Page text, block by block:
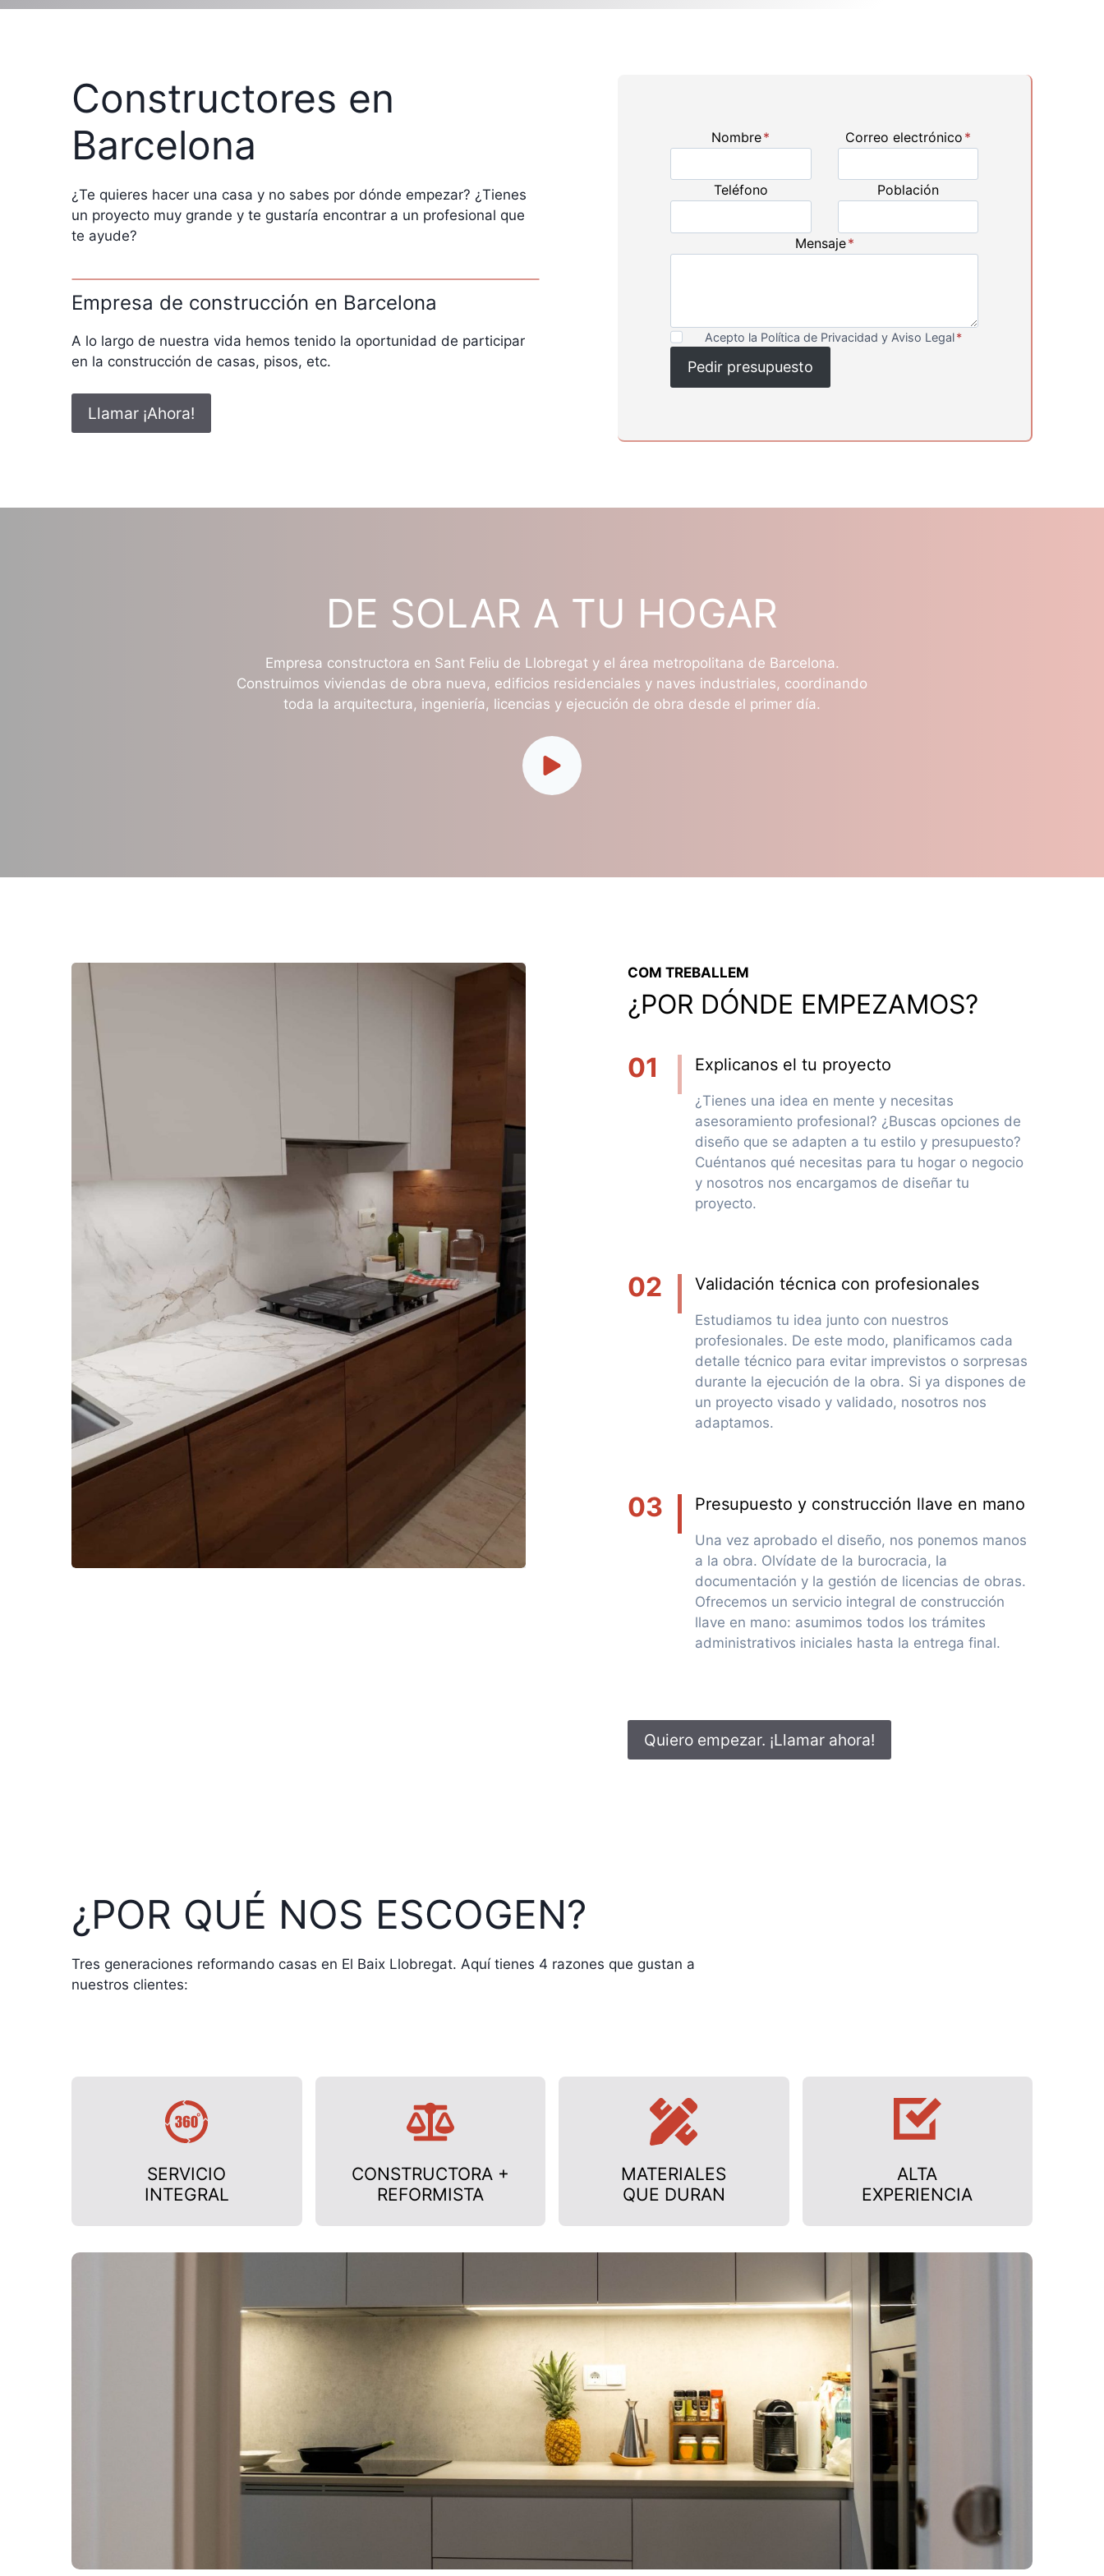
Constructores en
Barcelona
¿Te quieres hacer una casa y no sabes por dónde empezar? ¿Tienes
un proyecto muy grande y te gustaría encontrar a un profesional que
te ayude?
Empresa de construcción en Barcelona
A lo largo de nuestra vida hemos tenido la oportunidad de participar
en la construcción de casas, pisos, etc.
Llamar ¡Ahora!
Nombre* Correo electrónico *
Teléfono Población
Mensaje*
Acepto la Política de Privacidad y Aviso Legal *
Pedir presupuesto
DE SOLAR A TU HOGAR
Empresa constructora en Sant Feliu de Llobregat y el área metropolitana de Barcelona.
Construimos viviendas de obra nueva, edificios residenciales y naves industriales, coordinando
toda la arquitectura, ingeniería, licencias y ejecución de obra desde el primer día.
COM TREBALLEM
¿POR DÓNDE EMPEZAMOS?
01
Explicanos el tu proyecto
¿Tienes una idea en mente y necesitas
asesoramiento profesional? ¿Buscas opciones de
diseño que se adapten a tu estilo y presupuesto?
Cuéntanos qué necesitas para tu hogar o negocio
y nosotros nos encargamos de diseñar tu
proyecto.
02 Validación técnica con profesionales
Estudiamos tu idea junto con nuestros
profesionales. De este modo, planificamos cada
detalle técnico para evitar imprevistos o sorpresas
durante la ejecución de la obra. Si ya dispones de
un proyecto visado y validado, nosotros nos
adaptamos.
03 Presupuesto y construcción llave en mano
Una vez aprobado el diseño, nos ponemos manos
a la obra. Olvídate de la burocracia, la
documentación y la gestión de licencias de obras.
Ofrecemos un servicio integral de construcción
llave en mano: asumimos todos los trámites
administrativos iniciales hasta la entrega final.
Quiero empezar. ¡Llamar ahora!
¿POR QUÉ NOS ESCOGEN?
Tres generaciones reformando casas en El Baix Llobregat. Aquí tienes 4 razones que gustan a
nuestros clientes:
SERVICIO
INTEGRAL
CONSTRUCTORA +
REFORMISTA
MATERIALES
QUE DURAN
ALTA
EXPERIENCIA